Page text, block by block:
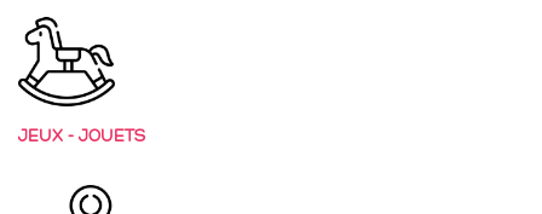
JEUX - JOUETS